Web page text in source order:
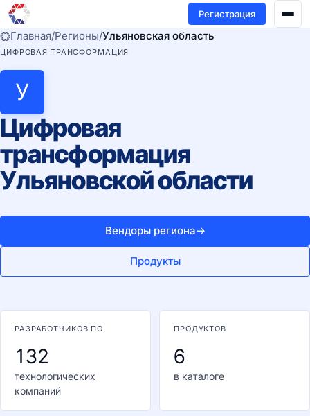
Регистрация
Главная/Регионы/Ульяновская область
ЦИФРОВАЯ ТРАНСФОРМАЦИЯ
У
Цифровая
трансформация
Ульяновской области
Вендоры региона→
Продукты
РАЗРАБОТЧИКОВ ПО
132
технологических
компаний
ПРОДУКТОВ
6
в каталоге